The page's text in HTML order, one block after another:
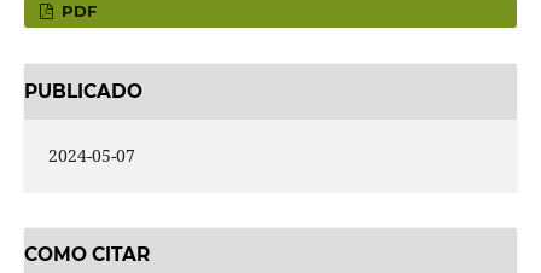
PDF
PUBLICADO
2024-05-07
COMO CITAR